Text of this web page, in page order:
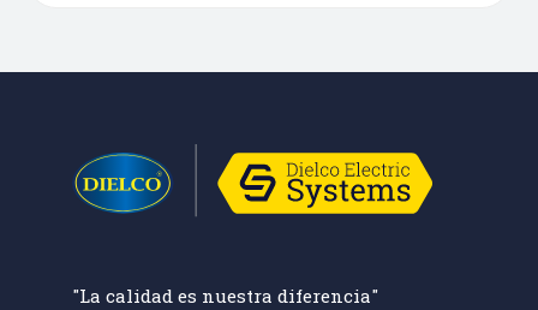
"La calidad es nuestra diferencia"